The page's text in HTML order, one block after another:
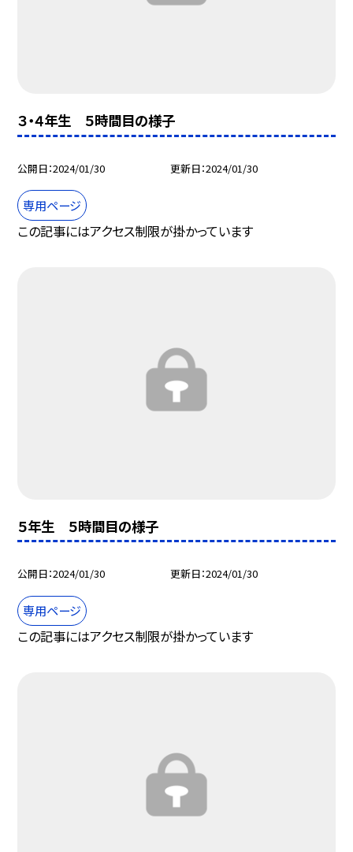
３・４年生 ５時間目の様子
公開日 2024/01/30 更新日 2024/01/30
専用ページ
この記事にはアクセス制限が掛かっています
５年生 ５時間目の様子
公開日 2024/01/30 更新日 2024/01/30
専用ページ
この記事にはアクセス制限が掛かっています